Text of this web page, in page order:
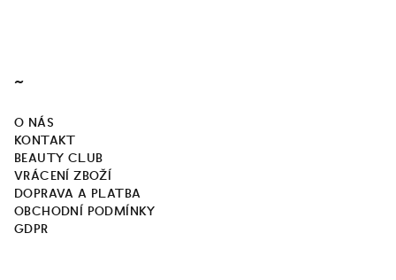
~
O NÁS
KONTAKT
BEAUTY CLUB
VRÁCENÍ ZBOŽÍ
DOPRAVA A PLATBA
OBCHODNÍ PODMÍNKY
GDPR